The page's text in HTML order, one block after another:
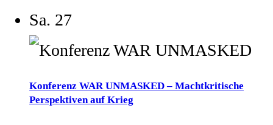
Sa. 27
Konferenz WAR UNMASKED – Machtkritische
Perspektiven auf Krieg